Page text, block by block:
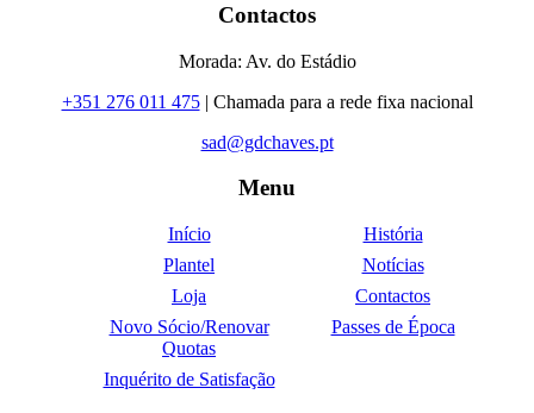
Contactos
Morada: Av. do Estádio
+351 276 011 475| Chamada para a rede fixa nacional
sad@gdchaves.pt
Menu
Início
História
Plantel
Notícias
Loja
Contactos
Novo Sócio/Renovar
Quotas
Passes de Época
Inquérito de Satisfação